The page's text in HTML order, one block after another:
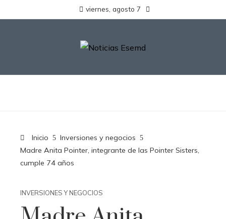
viernes, agosto 7
Inicio
Inversiones y negocios
Madre Anita Pointer, integrante de las Pointer Sisters,
cumple 74 años
INVERSIONES Y NEGOCIOS